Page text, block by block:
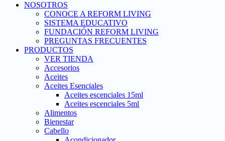
NOSOTROS
CONOCE A REFORM LIVING
SISTEMA EDUCATIVO
FUNDACIÓN REFORM LIVING
PREGUNTAS FRECUENTES
PRODUCTOS
VER TIENDA
Accesorios
Aceites
Aceites Esenciales
Aceites escenciales 15ml
Aceites escenciales 5ml
Alimentos
Bienestar
Cabello